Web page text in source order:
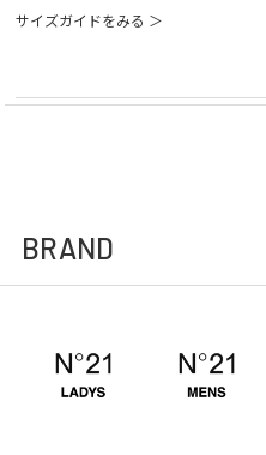
サイズガイドをみる ＞
BRAND